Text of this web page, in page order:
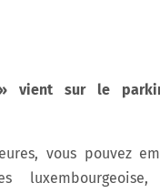
vient sur le
vous pouvez
luxembourgeoise,